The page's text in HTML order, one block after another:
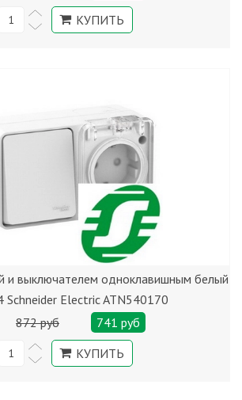
и выключателем одноклавишным белый
Schneider Electric ATN540170
872 руб
741 руб